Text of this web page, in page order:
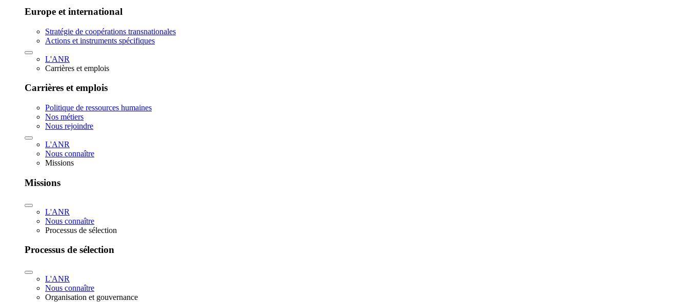
Europe et international
Stratégie de coopérations transnationales
Actions et instruments spécifiques
L'ANR
Carrières et emplois
Carrières et emplois
Politique de ressources humaines
Nos métiers
Nous rejoindre
L'ANR
Nous connaître
Missions
Missions
L'ANR
Nous connaître
Processus de sélection
Processus de sélection
L'ANR
Nous connaître
Organisation et gouvernance